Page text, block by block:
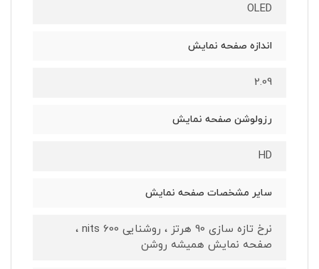
OLED
اندازه صفحه نمایش
2.09
رزولوشن صفحه نمایش
HD
سایر مشخصات صفحه نمایش
نرخ تازه سازی 90 هرتز ، روشنایی 600 nits ،
صفحه نمایش همیشه روشن